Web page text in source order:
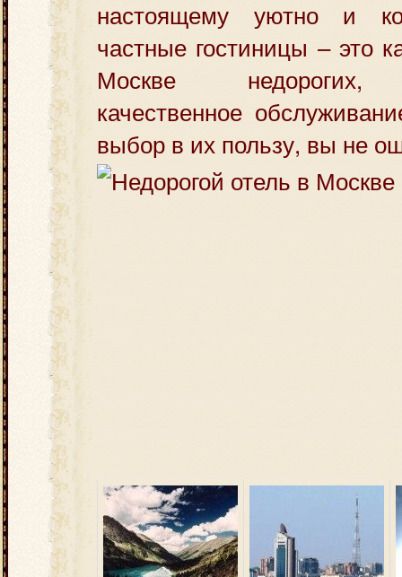
настоящему уютно и
частные гостиницы – это
Москве недорогих,
качественное
выбор в их пользу, вы не